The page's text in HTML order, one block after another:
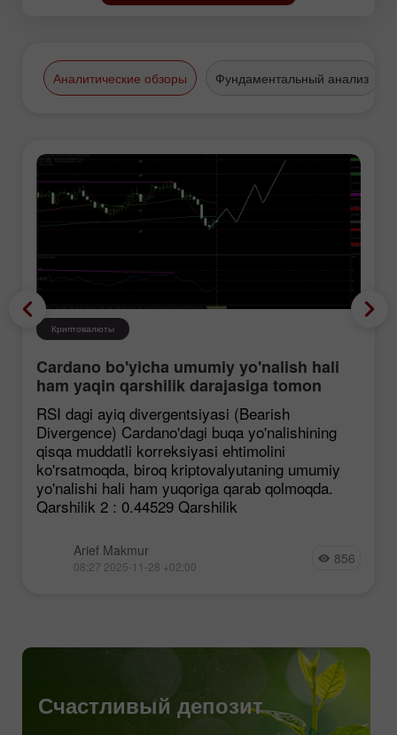
Аналитические обзоры Фундаментальный анализ
Криптовалюты
Cardano bo'yicha umumiy yo'nalish hali
ham yaqin qarshilik darajasiga tomon
mustahkamlanmoqda, garchi korreksiya
ehtimoli mavjud bo'lsa ham.
RSI dagi ayiq divergentsiyasi (Bearish
Divergence) Cardano'dagi buqa yo'nalishining
qisqa muddatli korreksiyasi ehtimolini
ko'rsatmoqda, biroq kriptovalyutaning umumiy
yo'nalishi hali ham yuqoriga qarab qolmoqda.
Qarshilik 2 : 0.44529 Qarshilik
Arief Makmur
08:27 2025-11-28 +02:00 856
Счастливый депозит